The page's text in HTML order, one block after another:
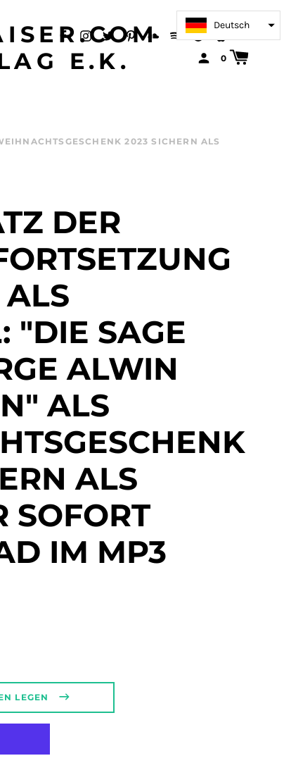
E.K.
0
2023 SICHERN ALS
DER
"DIE SAGE
ALWIN
ALS
ALS
SOFORT
IM MP3
LEGEN
Deutsch